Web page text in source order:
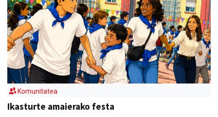
Komunitatea
Ikasturte amaierako festa